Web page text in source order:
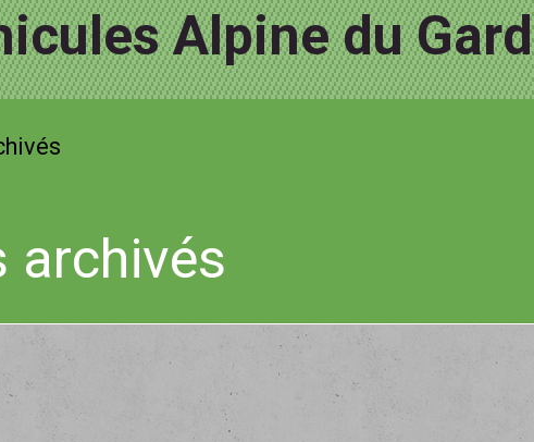
Alpine du Gard
archivés